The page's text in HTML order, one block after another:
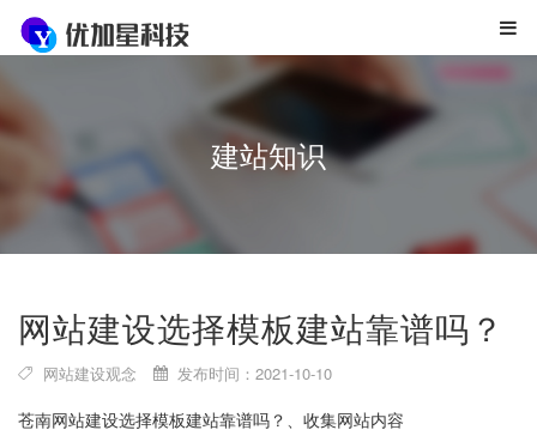
建站知识
网站建设选择模板建站靠谱吗？
网站建设观念 发布时间：2021-10-10
苍南网站建设选择模板建站靠谱吗？、收集网站内容